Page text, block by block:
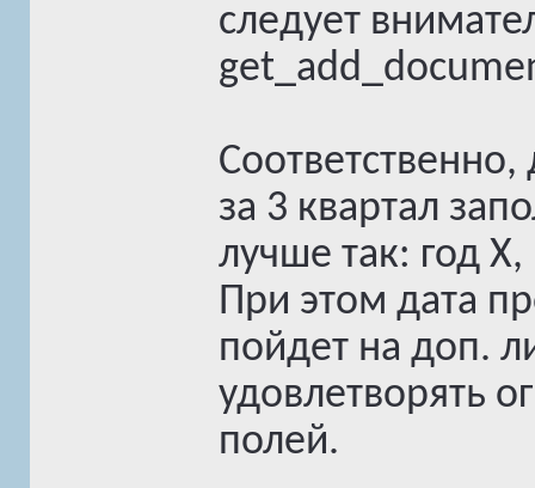
следует
за 3 квартал
лучше так: год
При этом дата
пойдет на доп.
удовлетворять
полей.